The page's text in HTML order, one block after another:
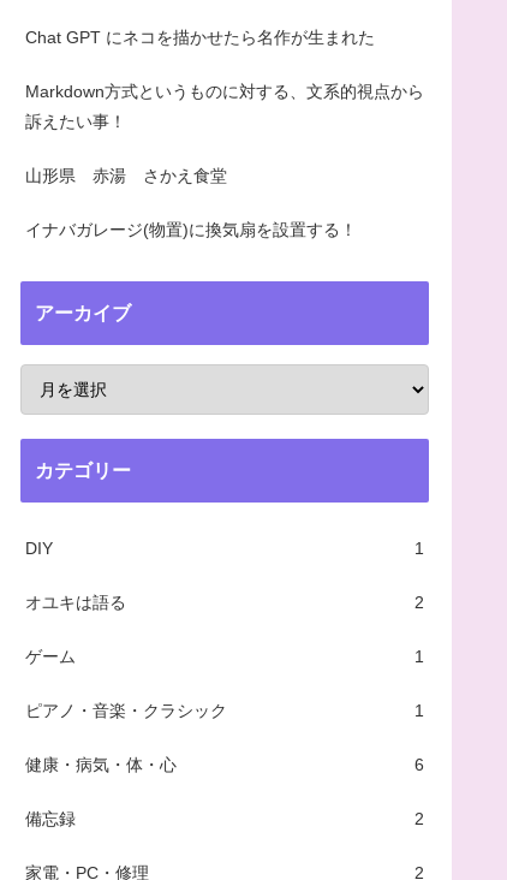
Chat GPT にネコを描かせたら名作が生まれた
Markdown方式というものに対する、文系的視点から
訴えたい事！
山形県 赤湯 さかえ食堂
イナバガレージ(物置)に換気扇を設置する！
アーカイブ
カテゴリー
DIY 1
オユキは語る 2
ゲーム 1
ピアノ・音楽・クラシック 1
健康・病気・体・心 6
備忘録 2
家電・PC・修理 2